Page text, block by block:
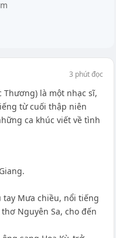
3 phút đọc
Thương) là một nhạc sĩ,
từ cuối thập niên
ca khúc viết về tình
tay Mưa chiều, nổi tiếng
Nguyên Sa, cho đến